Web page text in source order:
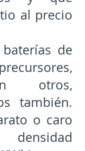
al precio
de
otros,
también.
o caro